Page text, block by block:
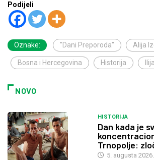
Podijeli
Oznake: "Dani Preporoda" Alija
Bosna i Hercegovina Historija
NOVO
HISTORIJA
Dan kada je
Trnopolje:
5. augusta 2026.